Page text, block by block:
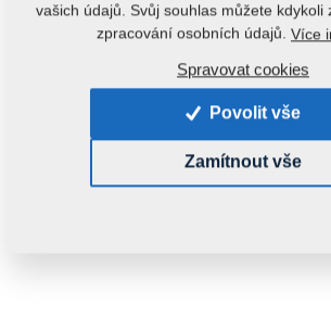
Kód produktu: 4005996
Tento díl je použitelný i pro
0,9360 kg
vašich údajů. Svůj souhlas můžete kdykoli
zpracování osobních údajů. Více
Spravovat cookies
Povolit vše
Zamítnout vše